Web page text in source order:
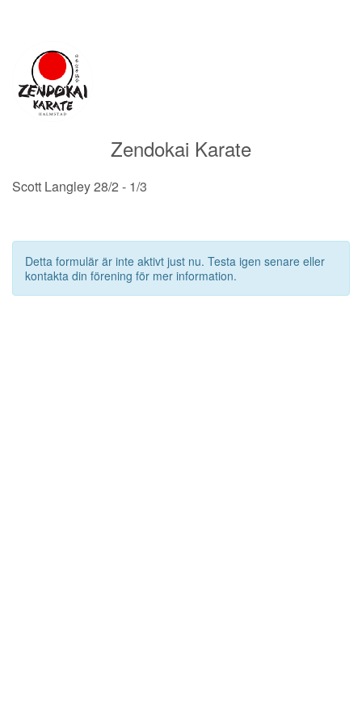
Zendokai Karate
Scott Langley 28/2 - 1/3
Detta formulär är inte aktivt just nu. Testa igen senare eller
kontakta din förening för mer information.